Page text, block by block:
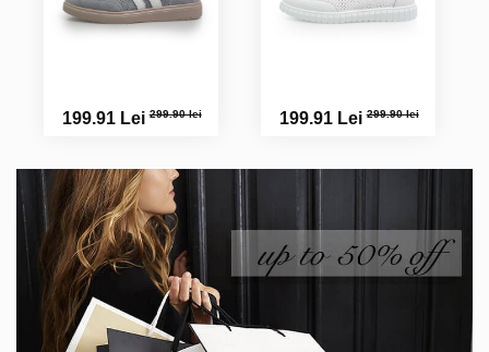
199.91 Lei299.90 lei 199.91 Lei299.90 lei